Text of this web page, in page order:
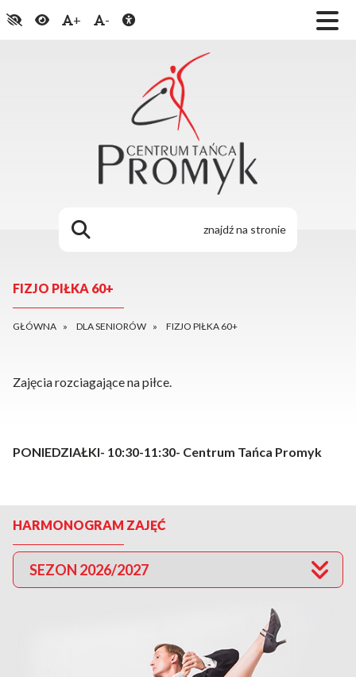
+ -
FIZJO PIŁKA 60+
GŁÓWNA DLA SENIORÓW FIZJO PIŁKA 60+
Zajęcia rozciagające na piłce.
PONIEDZIAŁKI- 10:30-11:30- Centrum Tańca Promyk
HARMONOGRAM ZAJĘĆ
SEZON 2026/2027